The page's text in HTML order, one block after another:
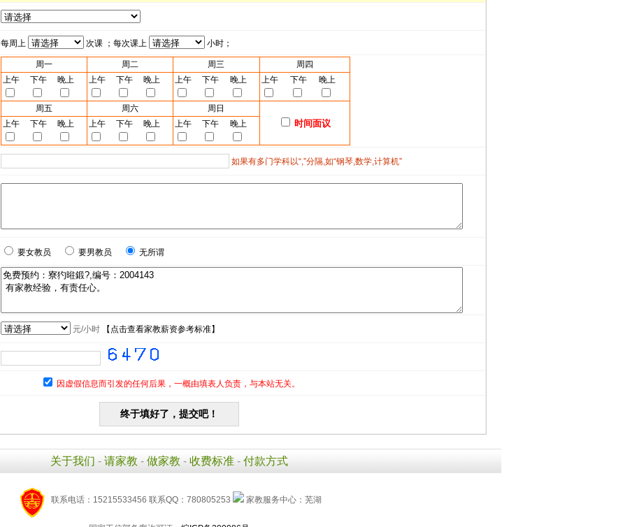
每周上 次课 ；每次课上 小时；
周一 周二 周三
周四
上午
下午 晚上 上午 下午 晚上 上午 下午 晚上 上午 下午 晚上
周五 周六 周日
时间面议
上午 下午 晚上 上午 下午 晚上 上午 下午 晚上
如果有多门学科以“,”分隔,如“钢琴,数学,计算机”
要女教员 要男教员 无所谓
元/小时【 点击查看家教薪资参考标准】
因虚假信息而引发的任何后果，一概由填表人负责，与本站无关。
关于我们 - 请家教 - 做家教 - 收费标准 - 付款方式
联系电话：15215533456 联系QQ：780805253 家教服务中心：芜湖